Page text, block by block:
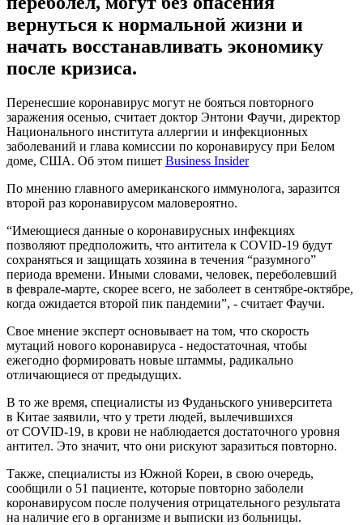
вернуться к нормальной жизни и
начать восстанавливать экономику
после кризиса.
Перенесшие коронавирус могут не бояться повторного
заражения осенью, считает доктор Энтони Фаучи, директор
Национального института аллергии и инфекционных
заболеваний и глава комиссии по коронавирусу при Белом
доме, США. Об этом пишет Business Insider
По мнению главного американского иммунолога, заразится
второй раз коронавирусом маловероятно.
“Имеющиеся данные о коронавирусных инфекциях
позволяют предположить, что антитела к COVID-19 будут
сохраняться и защищать хозяина в течения “разумного”
периода времени. Иными словами, человек, переболевший
в феврале-марте, скорее всего, не заболеет в сентябре-октябре,
когда ожидается второй пик пандемии”, - считает Фаучи.
Свое мнение эксперт основывает на том, что скорость
мутаций нового коронавируса - недостаточная, чтобы
ежегодно формировать новые штаммы, радикально
отличающиеся от предыдущих.
В то же время, специалисты из Фуданьского университета
в Китае заявили, что у трети людей, вылечившихся
от COVID-19, в крови не наблюдается достаточного уровня
антител. Это значит, что они рискуют заразиться повторно.
Также, специалисты из Южной Кореи, в свою очередь,
сообщили о 51 пациенте, которые повторно заболели
коронавирусом после получения отрицательного результата
на наличие его в организме и выписки из больницы.